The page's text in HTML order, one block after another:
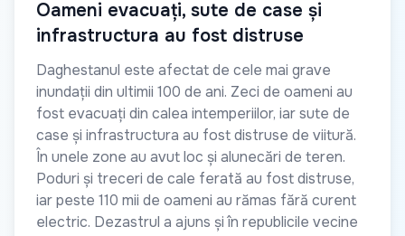
Oameni evacuați, sute de case și
infrastructura au fost distruse
Daghestanul este afectat de cele mai grave
inundații din ultimii 100 de ani. Zeci de oameni au
fost evacuați din calea intemperiilor, iar sute de
case și infrastructura au fost distruse de viitură.
În unele zone au avut loc și alunecări de teren.
Poduri și treceri de cale ferată au fost distruse,
iar peste 110 mii de oameni au rămas fără curent
electric. Dezastrul a ajuns și în republicile vecine